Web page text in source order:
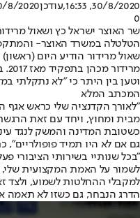
30/8/2020, 16:33
,עודכן2020, 20:38
0
שר האוצר ישראל כץ ושאול
הטלטלה במשרד האוצר-
שאול מרידור הודיע היום
וטען בין היתר כי "לא נתקלתי
המכתב המלא
"לאורך הקדנציה שלי כראש אגף
מבית ומחוץ, ויחד עם זאת
כשטובת המדינה והמשק לנגד
גם אם לא היו תמיד פופולריים",
"בכל שנותיי בשירותי הציבורי
לשמור על האמת המקצועית שלי,
למקבלי ההחלטות לשמוע, ולצד
הדרג הנבחר, גם כשזו לא תאמה